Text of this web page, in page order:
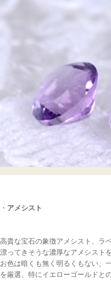
・ アメシスト
高貴な宝石の象徴アメシスト、ラ
漂ってきそうな濃厚なアメシスト
お色は暗くも無く明るくもない、
を厳選、特にイエローゴールドと